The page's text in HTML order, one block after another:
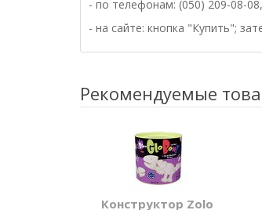
- по телефонам: (050) 209-08-
- на сайте: кнопка "Купить";
Рекомендуемые
Конструктор Zolo